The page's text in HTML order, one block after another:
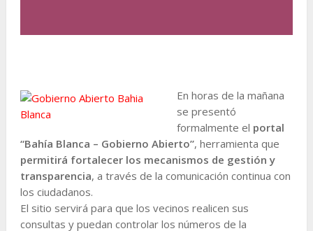
En horas de la mañana
se presentó
formalmente el portal
“Bahía Blanca – Gobierno Abierto”, herramienta que
permitirá fortalecer los mecanismos de gestión y
transparencia, a través de la comunicación continua con
los ciudadanos.
El sitio servirá para que los vecinos realicen sus
consultas y puedan controlar los números de la